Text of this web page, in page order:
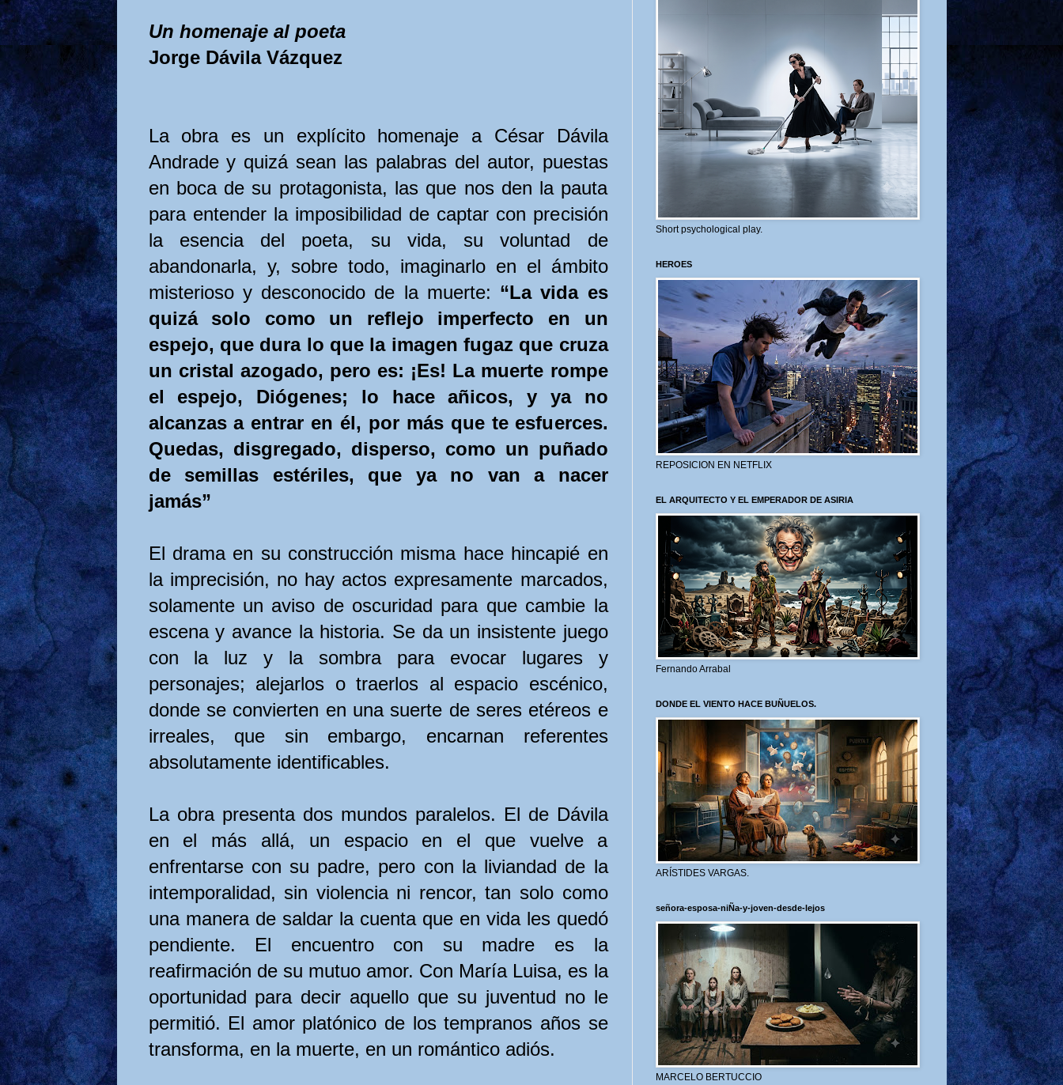
Un homenaje al poeta
Jorge Dávila Vázquez
La obra es un explícito homenaje a César Dávila
Andrade y quizá sean las palabras del autor, puestas
en boca de su protagonista, las que nos den la pauta
para entender la imposibilidad de captar con precisión
la esencia del poeta, su vida, su voluntad de
abandonarla, y, sobre todo, imaginarlo en el ámbito
misterioso y desconocido de la muerte: “La vida es
quizá solo como un reflejo imperfecto en un
espejo, que dura lo que la imagen fugaz que cruza
un cristal azogado, pero es: ¡Es! La muerte rompe
el espejo, Diógenes; lo hace añicos, y ya no
alcanzas a entrar en él, por más que te esfuerces.
Quedas, disgregado, disperso, como un puñado
de semillas estériles, que ya no van a nacer
jamás”
El drama en su construcción misma hace hincapié en
la imprecisión, no hay actos expresamente marcados,
solamente un aviso de oscuridad para que cambie la
escena y avance la historia. Se da un insistente juego
con la luz y la sombra para evocar lugares y
personajes; alejarlos o traerlos al espacio escénico,
donde se convierten en una suerte de seres etéreos e
irreales, que sin embargo, encarnan referentes
absolutamente identificables.
La obra presenta dos mundos paralelos. El de Dávila
en el más allá, un espacio en el que vuelve a
enfrentarse con su padre, pero con la liviandad de la
intemporalidad, sin violencia ni rencor, tan solo como
una manera de saldar la cuenta que en vida les quedó
pendiente. El encuentro con su madre es la
reafirmación de su mutuo amor. Con María Luisa, es la
oportunidad para decir aquello que su juventud no le
permitió. El amor platónico de los tempranos años se
transforma, en la muerte, en un romántico adiós.
Short psychological play.
HEROES
REPOSICION EN NETFLIX
EL ARQUITECTO Y EL EMPERADOR DE ASIRIA
Fernando Arrabal
DONDE EL VIENTO HACE BUÑUELOS.
ARÍSTIDES VARGAS.
señora-esposa-niÑa-y-joven-desde-lejos
MARCELO BERTUCCIO